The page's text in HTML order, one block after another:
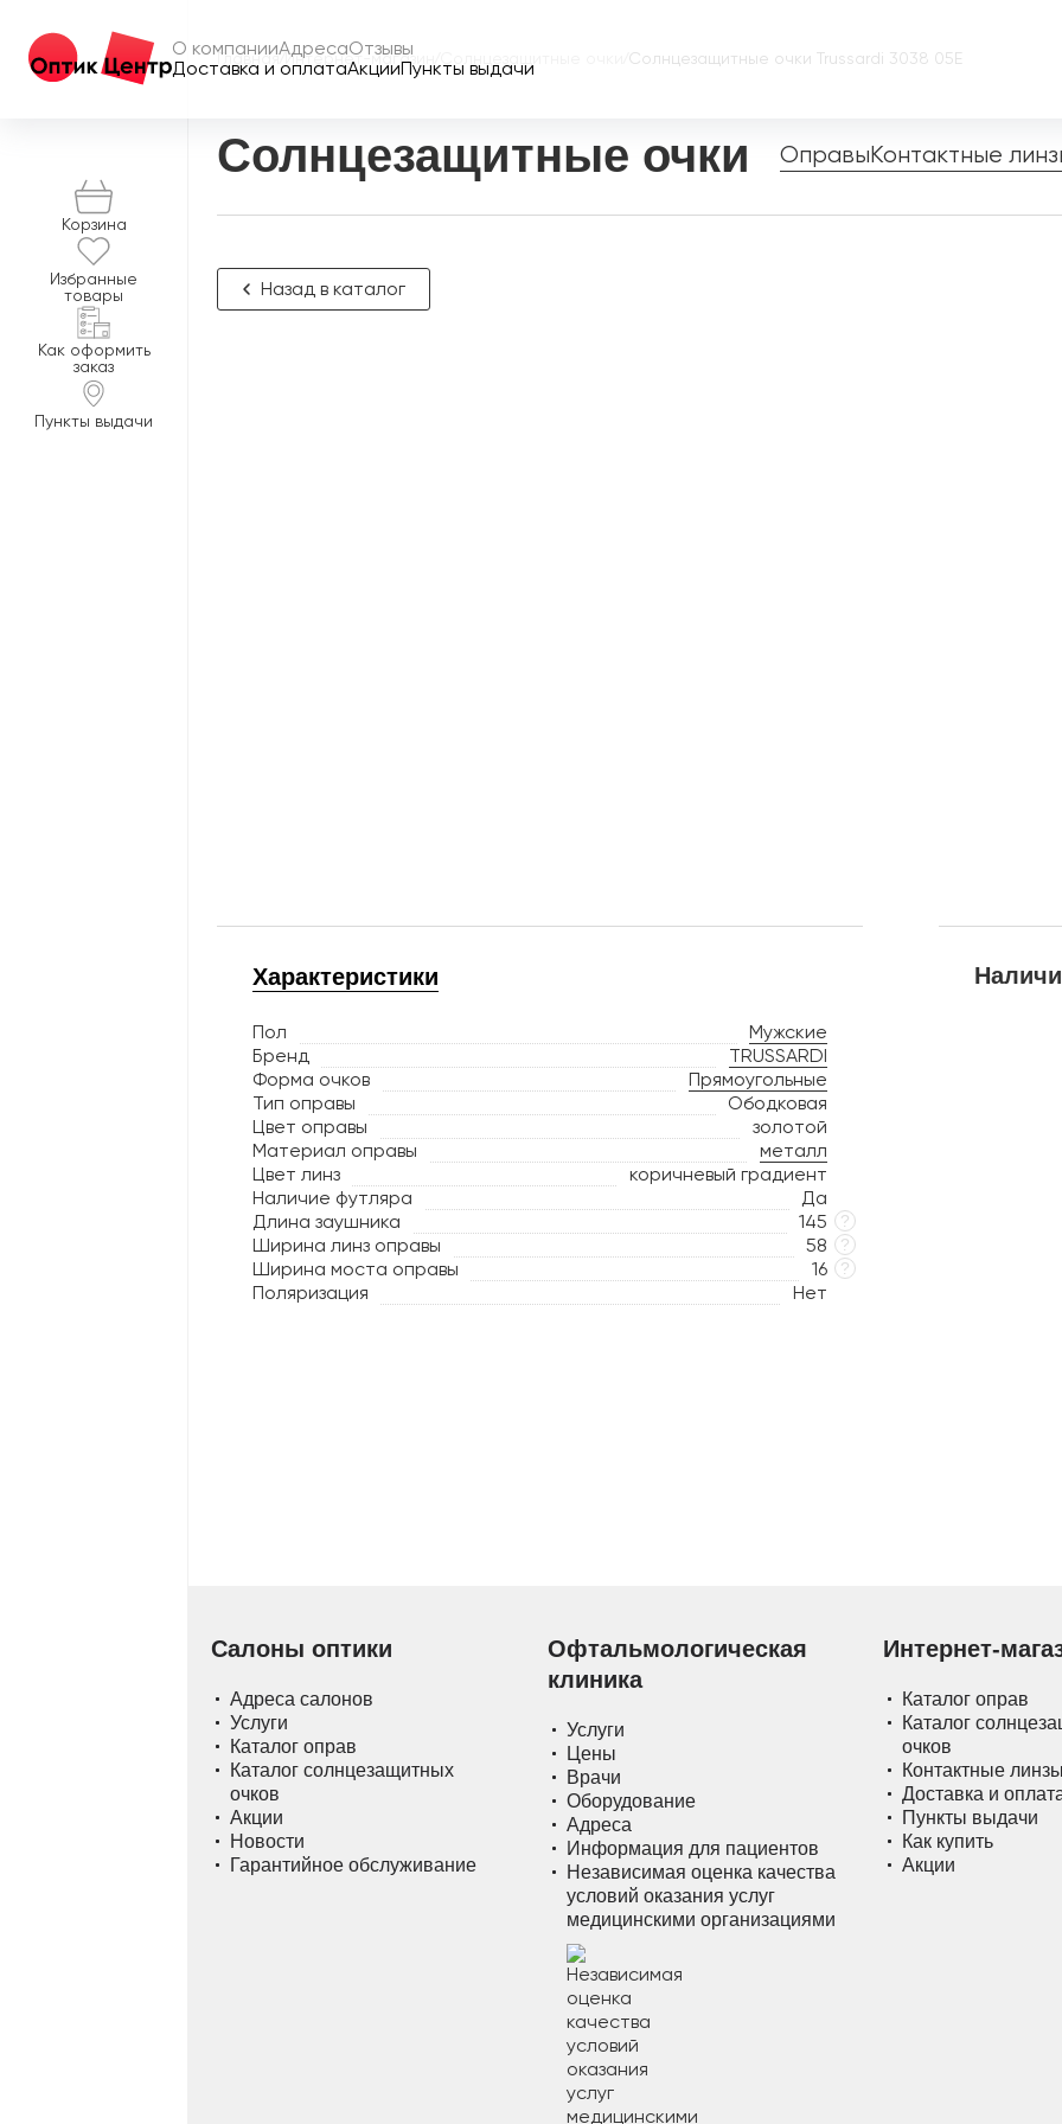
О компанииАдресаОтзывы
Доставка и оплатаАкцииПункты выдачи
Корзина
Избранные
товары
Как оформить
заказ
Пункты выдачи
Главная/ Интернет-магазин Солнцезащитные очки Trussardi 3038 05E
Солнцезащитные очки ОправыКонтактные
Назад в каталог
Характеристики
Пол
Мужские
Бренд
TRUSSARDI
Форма очков
Прямоугольные
Тип оправы
Ободковая
Цвет оправы
золотой
Материал оправы
металл
Цвет линз
коричневый градиент
Наличие футляра
Да
Длина заушника
145 ?
Ширина линз оправы 58 ?
Ширина моста оправы 16 ?
Поляризация Нет
Салоны оптики
Адреса салонов
Услуги
Каталог оправ
Каталог солнцезащитных
очков
Акции
Новости
Гарантийное обслуживание
Офтальмологическая
клиника
Услуги
Цены
Врачи
Оборудование
Адреса
Информация для пациентов
Независимая оценка качества
условий оказания услуг
медицинскими организациями
Интернет-
Каталог оправ
Каталог
очков
Контактные линзы
Доставка и
Пункты выдачи
Как купить
Акции